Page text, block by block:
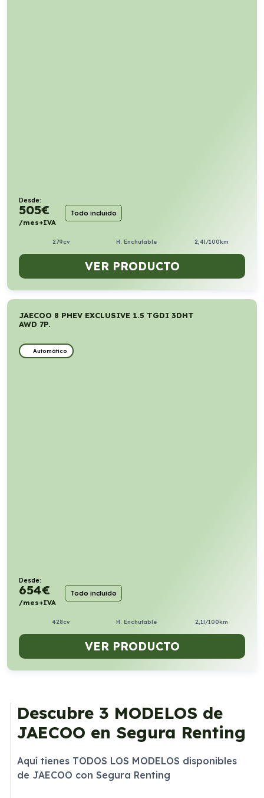
Desde:
505€
/mes+IVA
Todo incluido
279cv H. Enchufable 2,4l/100km
VER PRODUCTO
JAECOO 8 PHEV EXCLUSIVE 1.5 TGDI 3DHT
AWD 7P.
Automático
Desde:
654€
/mes+IVA
Todo incluido
428cv H. Enchufable 2,1l/100km
VER PRODUCTO
Descubre 3 MODELOS de
JAECOO en Segura Renting
Aquí tienes TODOS LOS MODELOS disponibles
de JAECOO con Segura Renting